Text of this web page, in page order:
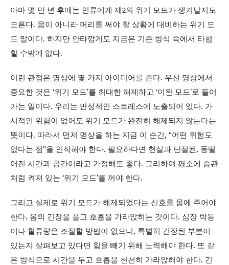
아마 몇 만 년 후에는 인류에게 제2의 위기 모드가 생겨날지도
모른다. 몸이 아니라 머리를 써야 할 상황에 대비하는 위기 모
드 말이다. 하지만 안타깝게도 지금은 기존 방식 속에서 타협
할 수밖에 없다.
이런 관점은 명상에 몇 가지 아이디어를 준다. 우선 명상에서
중요한 것은 ‘위기 모드’를 최대한 해제하고 ‘이완 모드’로 들어
가는 일이다. 우리는 만성적인 스트레스에 노출되어 있다. 가
시적인 위험이 없어도 위기 모드가 완전히 해제되지 않는다는
뜻이다. 따라서 먼저 명상을 하는 지금 이 순간, “어떤 위험도
없다는 점”을 인식해야 한다. 필요하다면 현실과 단절된, 동떨
어진 시간과 공간이라고 가정해도 좋다. 그리하여 평소에 습관
처럼 켜져 있는 ‘위기 모드’를 꺼야 한다.
그리고 실제로 위기 모드가 해제되었다는 신호를 몸에 주어야
한다. 몸의 긴장을 풀고 호흡을 가라앉히는 것이다. 심장 박동
이나 혈류량은 조절할 방법이 없으니, 특별히 긴장된 부분이
있는지 살펴보고 있다면 힘을 빼기 위해 노력해야 한다. 또 같
은 방식으로 시간을 두고 호흡을 천천히 가라앉혀야 한다. 긴